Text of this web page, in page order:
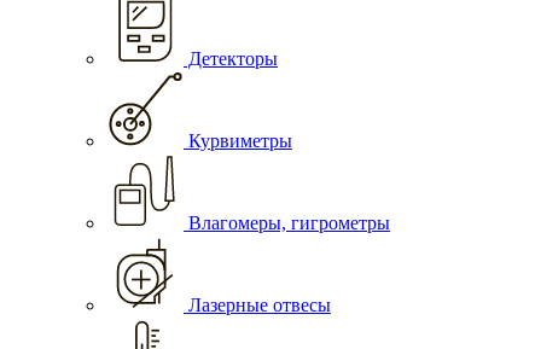
Детекторы
Курвиметры
Влагомеры, гигрометры
Лазерные отвесы